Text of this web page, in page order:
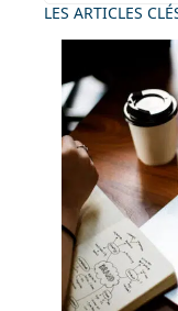
LES ARTICLES